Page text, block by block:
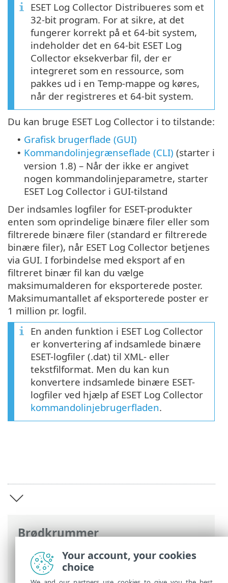
Brødkrummer
ESET-onlinehjælp>ESET Log Collector>
Introduktion
ESET Log Collector Distribueres som et
32-bit program. For at sikre, at det
fungerer korrekt på et 64-bit system,
indeholder det en 64-bit ESET Log
Collector eksekverbar fil, der er
integreret som en ressource, som
pakkes ud i en Temp-mappe og køres,
når der registreres et 64-bit system.
Du kan bruge ESET Log Collector i to tilstande:
• Grafisk brugerflade (GUI)
• Kommandolinjegrænseflade (CLI) (starter i
version 1.8) – Når der ikke er angivet
nogen kommandolinjeparametre, starter
ESET Log Collector i GUI-tilstand
Der indsamles logfiler for ESET-produkter
enten som oprindelige binære filer eller som
filtrerede binære filer (standard er filtrerede
binære filer), når ESET Log Collector betjenes
via GUI. I forbindelse med eksport af en
filtreret binær fil kan du vælge
maksimumalderen for eksporterede poster.
Maksimumantallet af eksporterede poster er
1 million pr. logfil.
En anden funktion i ESET Log Collector
er konvertering af indsamlede binære
ESET-logfiler (.dat) til XML- eller
tekstfilformat. Men du kan kun
konvertere indsamlede binære ESET-
logfiler ved hjælp af ESET Log Collector
kommandolinjebrugerfladen.
Your account, your cookies
choice